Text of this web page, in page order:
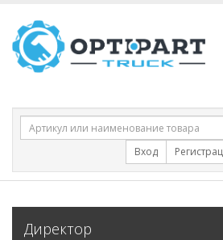
Вход
Директор